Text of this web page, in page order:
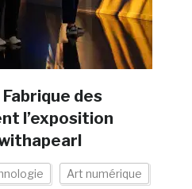
des
l’exposition
Art numérique